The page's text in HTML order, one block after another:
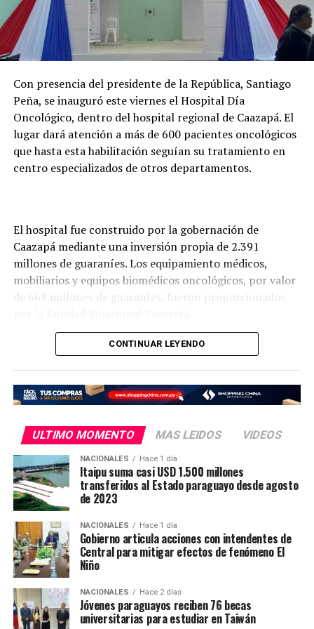
Con presencia del presidente de la República, Santiago
Peña, se inauguró este viernes el Hospital Día
Oncológico, dentro del hospital regional de Caazapá. El
lugar dará atención a más de 600 pacientes oncológicos
que hasta esta habilitación seguían su tratamiento en
centro especializados de otros departamentos.
El hospital fue construido por la gobernación de
Caazapá mediante una inversión propia de 2.391
millones de guaraníes. Los equipamiento médicos,
mobiliarios y equipos biomédicos oncológicos, por valor
de 668 millones de guaraníes, fueron proporcionados
Así también, el Gobierno Nacional, a través del
que prestará servicios a los pacientes del nuevo hospital.
El Hospital de Día Oncológico (o Centro de Día) es una
unidad especializada diseñada para ofrecer tratamientos
ambulatorios contra el cáncer, como quimioterapia,
inmunoterapia, terapias biológicas y transfusiones
sanguíneas, sin necesidad de que el paciente quede
internado.
El propósito de este modelo de atención es permitir que
el paciente reciba su esquema médico en un entorno
cómodo y seguro durante el día, para luego regresar a
su hogar el mismo día
En Caazapá, son más de 600 los pacientes oncológicos
CONTINUAR LEYENDO
ULTIMO MOMENTO MAS LEIDOS VIDEOS
NACIONALES Hace 1 día
Itaipu suma casi USD 1.500 millones
transferidos al Estado paraguayo desde agosto
de 2023
NACIONALES Hace 1 día
Gobierno articula acciones con intendentes de
Central para mitigar efectos de fenómeno El
Niño
NACIONALES Hace 2 días
Jóvenes paraguayos reciben 76 becas
universitarias para estudiar en Taiwán